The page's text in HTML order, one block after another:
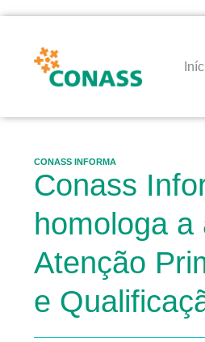
CONASS INFORMA
Conass
homologa
Atenção
e